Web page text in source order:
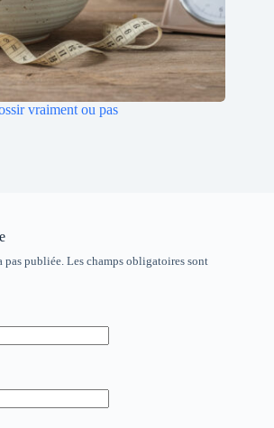
vraiment ou pas
pas publiée. Les champs obligatoires sont